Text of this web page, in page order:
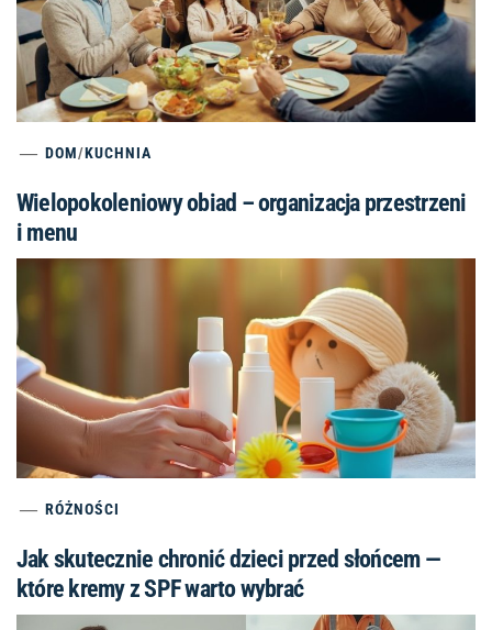
DOM/KUCHNIA
Wielopokoleniowy obiad – organizacja przestrzeni
i menu
RÓŻNOŚCI
Jak skutecznie chronić dzieci przed słońcem —
które kremy z SPF warto wybrać